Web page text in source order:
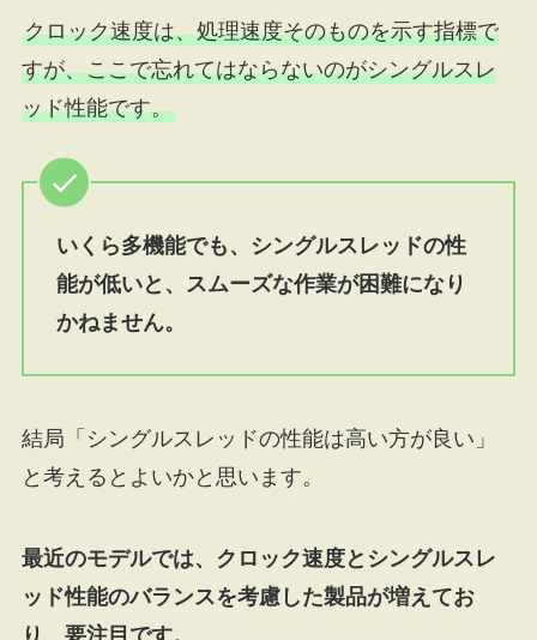
クロック速度は、処理速度そのものを示す指標で
すが、ここで忘れてはならないのがシングルスレ
ッド性能です。
いくら多機能でも、シングルスレッドの性
能が低いと、スムーズな作業が困難になり
かねません。
結局「シングルスレッドの性能は高い方が良い」
と考えるとよいかと思います。
最近のモデルでは、クロック速度とシングルスレ
ッド性能のバランスを考慮した製品が増えてお
り、要注目です。